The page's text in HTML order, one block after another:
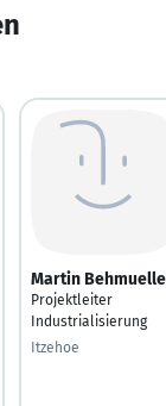
Martin
Projektleiter
Industrialisierung
Itzehoe